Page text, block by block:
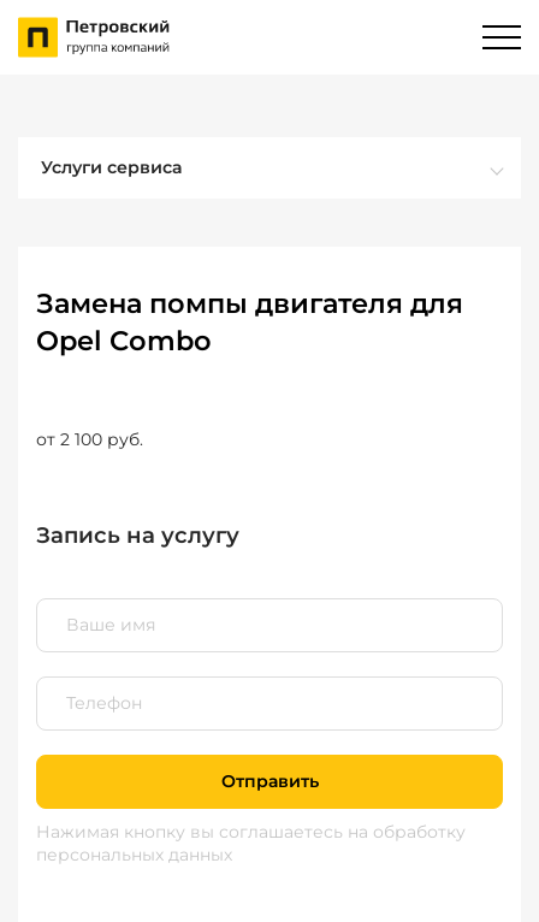
Услуги сервиса
Замена помпы двигателя для
Opel Combo
от 2 100 руб.
Запись на услугу
Отправить
Нажимая кнопку вы соглашаетесь на обработку
персональных данных